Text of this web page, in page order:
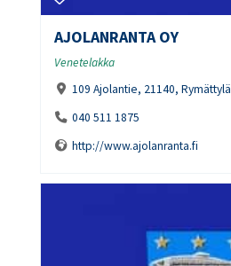
AJOLANRANTA OY
Venetelakka
109 Ajolantie, 21140, Rymättylä
040 511 1875
http://www.ajolanranta.fi